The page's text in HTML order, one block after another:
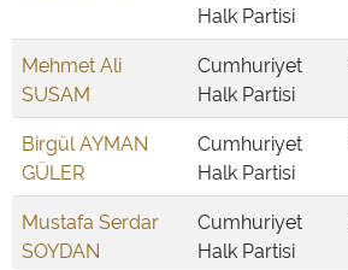
Halk Partisi
Mehmet Ali
SUSAM
Cumhuriyet
Halk Partisi
Birgül AYMAN
GÜLER
Cumhuriyet
Halk Partisi
Mustafa Serdar
SOYDAN
Cumhuriyet
Halk Partisi